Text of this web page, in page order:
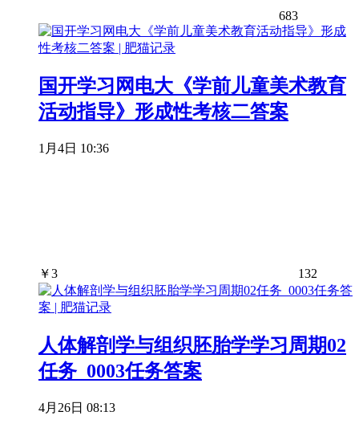
683
国开学习网电大《学前儿童美术教育
活动指导》形成性考核二答案
1月4日 10:36
￥3 132
人体解剖学与组织胚胎学学习周期02
任务_0003任务答案
4月26日 08:13